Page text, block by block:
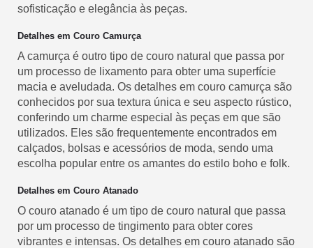
sofisticação e elegância às peças.
Detalhes em Couro Camurça
A camurça é outro tipo de couro natural que passa por
um processo de lixamento para obter uma superfície
macia e aveludada. Os detalhes em couro camurça são
conhecidos por sua textura única e seu aspecto rústico,
conferindo um charme especial às peças em que são
utilizados. Eles são frequentemente encontrados em
calçados, bolsas e acessórios de moda, sendo uma
escolha popular entre os amantes do estilo boho e folk.
Detalhes em Couro Atanado
O couro atanado é um tipo de couro natural que passa
por um processo de tingimento para obter cores
vibrantes e intensas. Os detalhes em couro atanado são